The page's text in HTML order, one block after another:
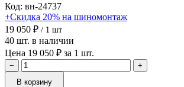
Код: вн-24737
+Скидка 20% на шиномонтаж
19 050 ₽ / 1 шт
40 шт. в наличии
Цена 19 050 ₽ за 1 шт.
−
+
В корзину